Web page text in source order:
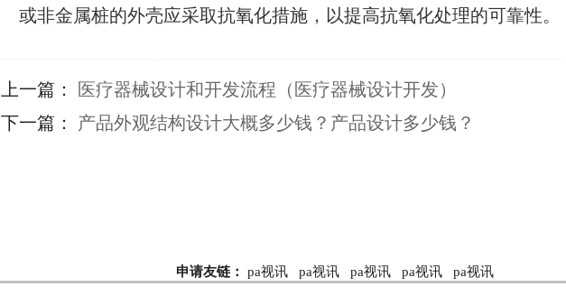
或非金属桩的外壳应采取抗氧化措施，以提高抗氧化处理的可靠性。
上一篇： 医疗器械设计和开发流程（医疗器械设计开发）
下一篇： 产品外观结构设计大概多少钱？产品设计多少钱？
申请友链： pa视讯 pa视讯 pa视讯 pa视讯 pa视讯